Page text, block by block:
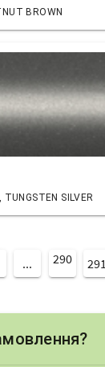
BROWN
TUNGSTEN SILVER
... 290 291